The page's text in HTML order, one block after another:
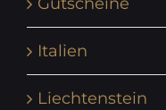
Italien
Liechtenstein